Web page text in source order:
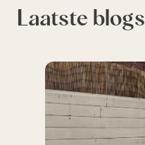
Laatste blogs